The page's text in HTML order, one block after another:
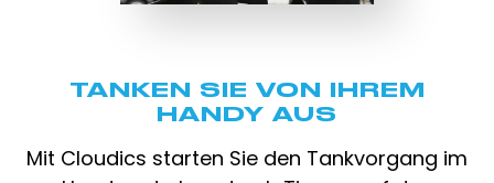
TANKEN SIE VON IHREM
HANDY AUS
Mit Cloudics starten Sie den Tankvorgang im